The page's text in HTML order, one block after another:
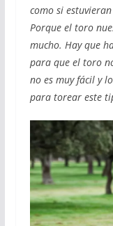
como si
Porque el toro
mucho. Hay que
para que el toro
no es muy fácil y
para torear este